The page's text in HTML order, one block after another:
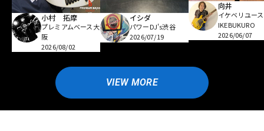
小村 拓摩
プレミアムベース大
阪
2026/08/02
イシダ
パワーDJ's渋谷
2026/07/19
向井
イケベリユース
IKEBUKURO
2026/06/07
VIEW MORE